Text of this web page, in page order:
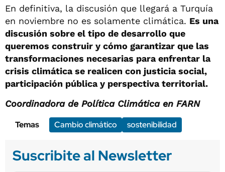
En definitiva, la discusión que llegará a Turquía
en noviembre no es solamente climática. Es una
discusión sobre el tipo de desarrollo que
queremos construir y cómo garantizar que las
transformaciones necesarias para enfrentar la
crisis climática se realicen con justicia social,
participación pública y perspectiva territorial.
Coordinadora de Política Climática en FARN
Temas
Cambio climático sostenibilidad
Suscribite al Newsletter